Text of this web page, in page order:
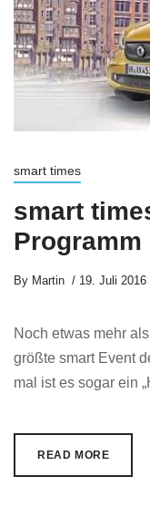
smart times
smart
Programm
By Martin 19. Juli 2016
Noch etwas mehr
größte smart Event
mal ist es sogar ein
READ MORE